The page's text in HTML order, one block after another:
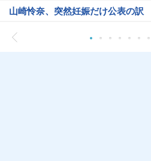
山崎怜奈、突然妊娠だけ公表の訳